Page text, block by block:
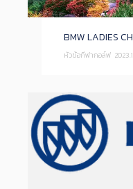
BMW LADIES
หัวข้อกีฬากอล์ฟ